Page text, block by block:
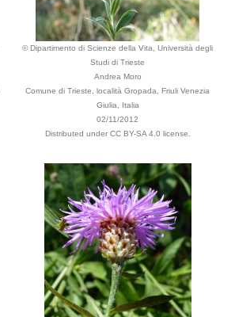
© Dipartimento di Scienze della Vita, Università degli
Studi di Trieste
Andrea Moro
Comune di Trieste, località Gropada, Friuli Venezia
Giulia, Italia
02/11/2012
Distributed under CC BY-SA 4.0 license.